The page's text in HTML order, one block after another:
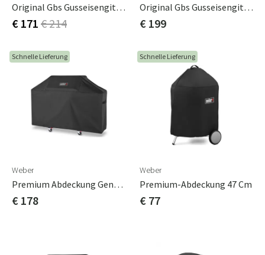
Original Gbs Gusseisengitter Spirit 300 Serie
€ 171 € 214
Original Gbs Gusseisengitter Spirit Serie 200
€ 199
Schnelle Lieferung
Weber
Premium Abdeckung Genesis 3 Brenner Schwarz
€ 178
Schnelle Lieferung
Weber
Premium-Abdeckung 47 Cm
€ 77